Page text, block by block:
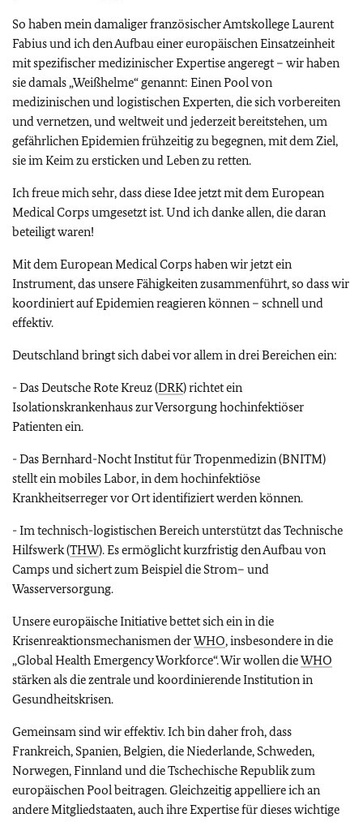
So haben mein damaliger französischer Amtskollege Laurent
Fabius und ich den Aufbau einer europäischen Einsatzeinheit
mit spezifischer medizinischer Expertise angeregt – wir haben
sie damals „Weißhelme“ genannt: Einen Pool von
medizinischen und logistischen Experten, die sich vorbereiten
und vernetzen, und weltweit und jederzeit bereitstehen, um
gefährlichen Epidemien frühzeitig zu begegnen, mit dem Ziel,
sie im Keim zu ersticken und Leben zu retten.
Ich freue mich sehr, dass diese Idee jetzt mit demEuropean
Medical Corpsumgesetzt ist. Und ich danke allen, die daran
beteiligt waren!
Mit dem European Medical Corps haben wir jetzt ein
Instrument, das unsere Fähigkeiten zusammenführt, so dass wir
koordiniert auf Epidemien reagieren können – schnell und
effektiv.
Deutschland bringt sich dabei vor allem in drei Bereichen ein:
- Das Deutsche Rote Kreuz (DRK) richtet ein
Isolationskrankenhaus zur Versorgung hochinfektiöser
Patienten ein.
- Das Bernhard-Nocht Institut für Tropenmedizin (BNITM)
stellt ein mobiles Labor, in dem hochinfektiöse
Krankheitserreger vor Ort identifiziert werden können.
- Im technisch-logistischen Bereich unterstützt das Technische
Hilfswerk (THW). Es ermöglicht kurzfristig den Aufbau von
Camps und sichert zum Beispiel die Strom– und
Wasserversorgung.
Unsere europäische Initiative bettet sich ein in die
Krisenreaktionsmechanismen derWHO, insbesondere in die
„Global Health Emergency Workforce“. Wir wollen dieWHO
stärken als die zentrale und koordinierende Institution in
Gesundheitskrisen.
Gemeinsam sind wir effektiv. Ich bin daher froh, dass
Frankreich, Spanien, Belgien, die Niederlande, Schweden,
Norwegen, Finnland und die Tschechische Republik zum
europäischen Pool beitragen. Gleichzeitig appelliere ich an
andere Mitgliedstaaten, auch ihre Expertise für dieses wichtige